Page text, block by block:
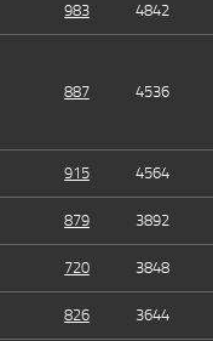
983 4842
887 4536
915 4564
879 3892
720 3848
826 3644